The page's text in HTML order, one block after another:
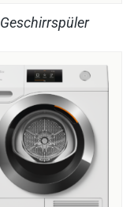
Geschirrspüler